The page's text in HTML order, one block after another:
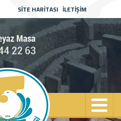
SİTE HARİTASI İLETİŞİM